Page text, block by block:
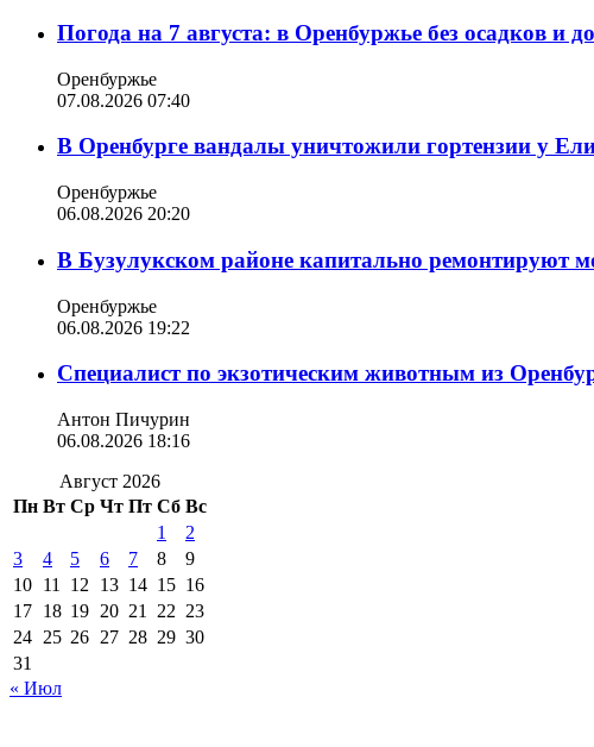
Погода на 7 августа: в Оренбуржье без осадков и
Оренбуржье
07.08.2026 07:40
В Оренбурге вандалы уничтожили гортензии у
Оренбуржье
06.08.2026 20:20
В Бузулукском районе капитально ремонтируют
Оренбуржье
06.08.2026 19:22
Специалист по экзотическим животным из
Антон Пичурин
06.08.2026 18:16
Август 2026
Пн Вт Ср Чт Пт Сб Вс
1
2
3
4 5 6 7 8
9
10 11 12 13 14 15 16
17 18 19 20 21 22 23
24 25 26 27 28 29 30
31
« Июл